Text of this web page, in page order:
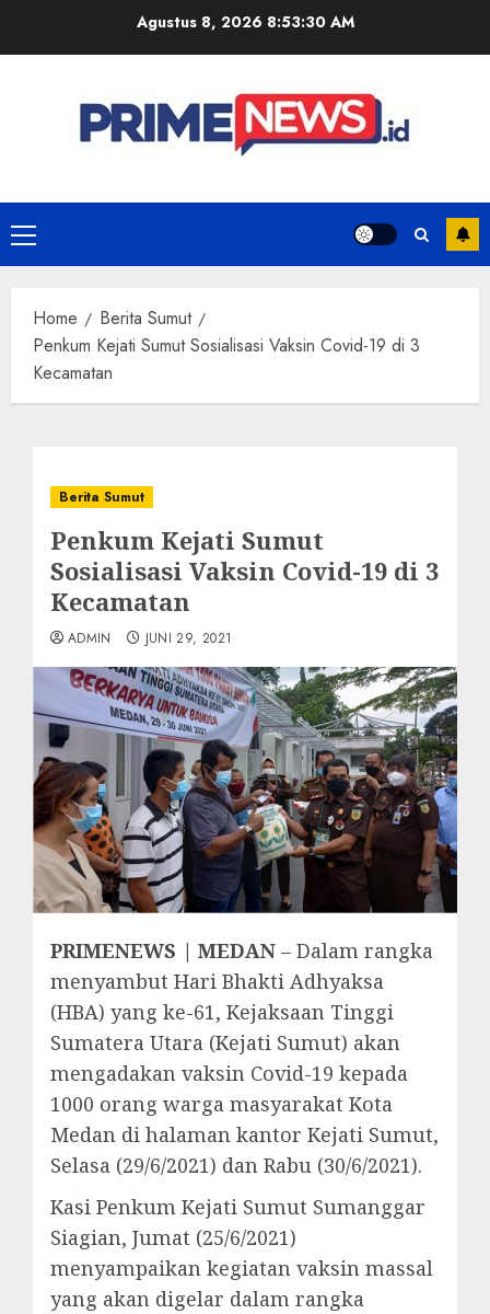
Agustus 8, 2026 8:53:31 AM
Primary
Menu
Home
Berita Sumut
Penkum Kejati Sumut Sosialisasi Vaksin Covid-19 di 3
Kecamatan
Berita Sumut
Penkum Kejati Sumut
Sosialisasi Vaksin Covid-19 di 3
Kecamatan
ADMIN JUNI 29, 2021
PRIMENEWS | MEDAN – Dalam rangka
menyambut Hari Bhakti Adhyaksa
(HBA) yang ke-61, Kejaksaan Tinggi
Sumatera Utara (Kejati Sumut) akan
mengadakan vaksin Covid-19 kepada
1000 orang warga masyarakat Kota
Medan di halaman kantor Kejati Sumut,
Selasa (29/6/2021) dan Rabu (30/6/2021).
Kasi Penkum Kejati Sumut Sumanggar
Siagian, Jumat (25/6/2021)
menyampaikan kegiatan vaksin massal
yang akan digelar dalam rangka